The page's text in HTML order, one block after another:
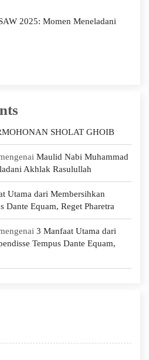
2025: Momen Meneladani
SHOLAT GHOIB
Maulid Nabi Muhammad
Akhlak Rasulullah
Utama dari Membersihkan
Dante Equam, Reget Pharetra
3 Manfaat Utama dari
Tempus Dante Equam,